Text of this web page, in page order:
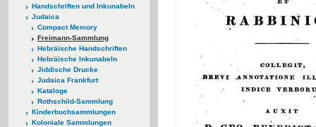
Handschriften und Inkunabeln
Judaica
Compact Memory
Freimann-Sammlung
Hebräische Handschriften
Hebräische Inkunabeln
Jiddische Drucke
Judaica Frankfurt
Kataloge
Rothschild-Sammlung
Kinderbuchsammlungen
Koloniale Sammlungen